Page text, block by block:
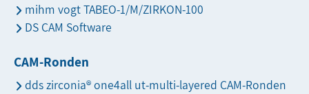
mihm vogt TABEO-1/M/ZIRKON-100
DS CAM Software
CAM-Ronden
dds zirconia® one4all ut-multi-layered CAM-Ronden